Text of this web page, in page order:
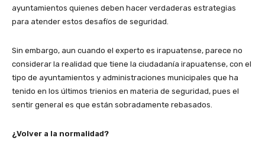
ayuntamientos quienes deben hacer verdaderas estrategias
para atender estos desafíos de seguridad.
Sin embargo, aun cuando el experto es irapuatense, parece no
considerar la realidad que tiene la ciudadanía irapuatense, con el
tipo de ayuntamientos y administraciones municipales que ha
tenido en los últimos trienios en materia de seguridad, pues el
sentir general es que están sobradamente rebasados.
¿Volver a la normalidad?